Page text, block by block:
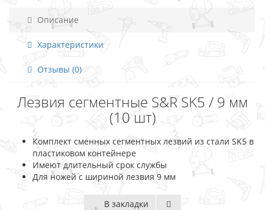
Описание
Характеристики
Отзывы (0)
Лезвия сегментные S&R SK5 / 9 мм
(10 шт)
Комплект сменных сегментных лезвий из стали SK5 в
пластиковом контейнере
Имеют длительный срок службы
Для ножей с шириной лезвия 9 мм
В закладки